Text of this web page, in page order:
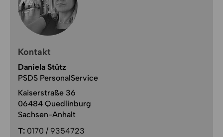
Kontakt
Daniela Stütz
PSDS PersonalService
Kaiserstraße 36
06484 Quedlinburg
Sachsen-Anhalt
T: 0170 / 9354723